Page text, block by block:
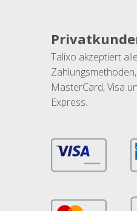
Talixo akzeptiert
MasterCard, Visa
Express.